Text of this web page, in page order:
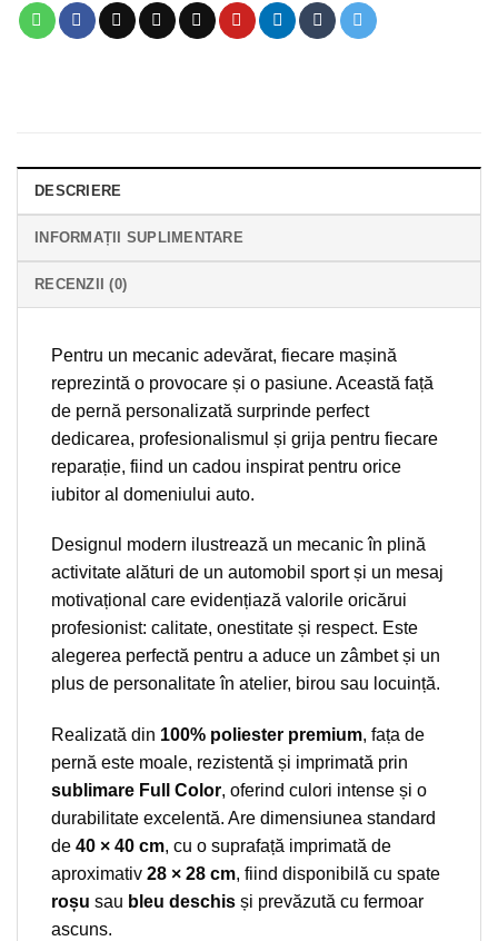
DESCRIERE
INFORMAȚII SUPLIMENTARE
RECENZII (0)
Pentru un mecanic adevărat, fiecare mașină
reprezintă o provocare și o pasiune. Această față
de pernă personalizată surprinde perfect
dedicarea, profesionalismul și grija pentru fiecare
reparație, fiind un cadou inspirat pentru orice
iubitor al domeniului auto.
Designul modern ilustrează un mecanic în plină
activitate alături de un automobil sport și un mesaj
motivațional care evidențiază valorile oricărui
profesionist: calitate, onestitate și respect. Este
alegerea perfectă pentru a aduce un zâmbet și un
plus de personalitate în atelier, birou sau locuință.
Realizată din 100% poliester premium, fața de
pernă este moale, rezistentă și imprimată prin
sublimare Full Color, oferind culori intense și o
durabilitate excelentă. Are dimensiunea standard
de 40 × 40 cm, cu o suprafață imprimată de
aproximativ 28 × 28 cm, fiind disponibilă cu spate
roșu sau bleu deschis și prevăzută cu fermoar
ascuns.